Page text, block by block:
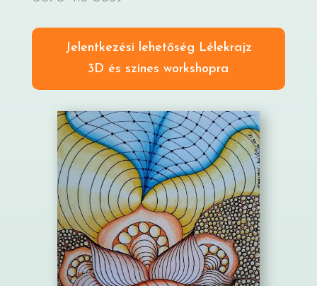
Jelentkezési lehetőség Lélekrajz
3D és színes workshopra